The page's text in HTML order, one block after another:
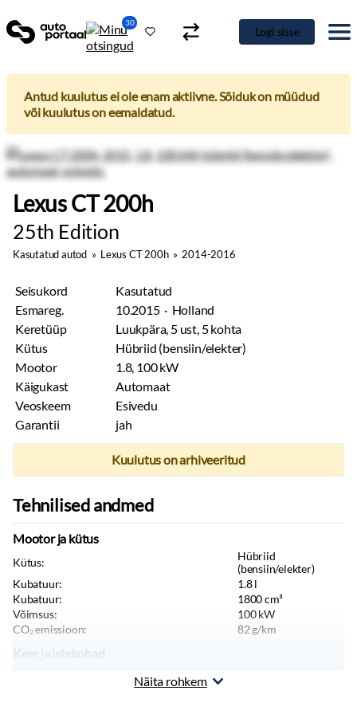
30
Logi sisse
Antud kuulutus ei ole enam aktiivne. Sõiduk on müüdud
või kuulutus on eemaldatud.
Lexus CT 200h
25th Edition
Kasutatud autod » Lexus CT 200h» 2014-2016
Seisukord
Kasutatud
Esmareg.
10.2015 · Holland
Keretüüp
Luukpära, 5 ust, 5 kohta
Kütus
Hübriid (bensiin/elekter)
Mootor
1.8, 100 kW
Käigukast
Automaat
Veoskeem
Esivedu
Garantii
jah
Kuulutus on arhiveeritud
Tehnilised andmed
Mootor ja kütus
Kütus:
Hübriid
(bensiin/elekter)
Kubatuur:
1.8l
Kubatuur:
1800cm³
Võimsus:
100kW
CO₂ emissioon:
82 g/km
Näita rohkem